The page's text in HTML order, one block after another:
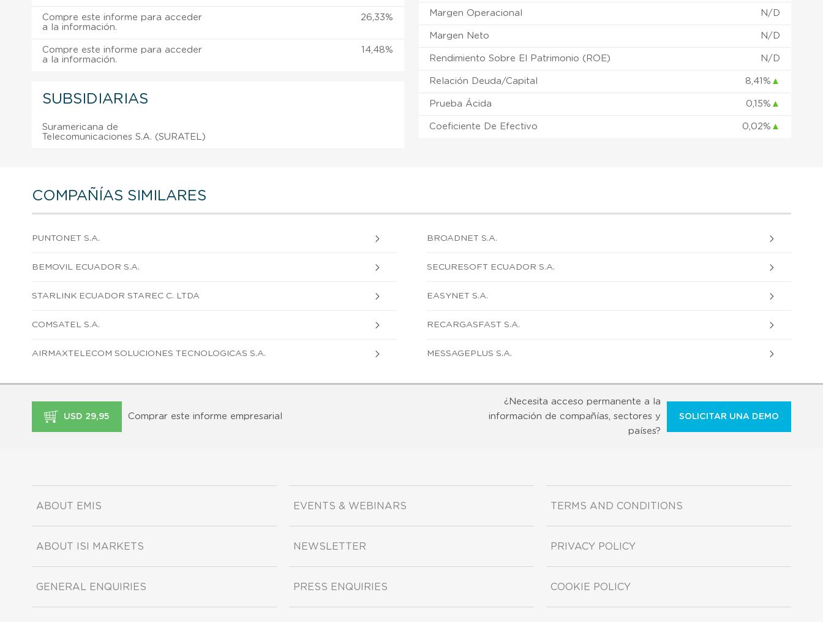
Compre este informe para acceder
a la información.
26,33%
Compre este informe para acceder
a la información.
14,48%
SUBSIDIARIAS
Suramericana de
Telecomunicaciones S.A. (SURATEL)
Margen Operacional N/D
Margen Neto N/D
Rendimiento Sobre El Patrimonio (ROE) N/D
Relación Deuda/Capital 8,41% ▲
Prueba Ácida 0,15% ▲
Coeficiente De Efectivo 0,02% ▲
COMPAÑÍAS SIMILARES
PUNTONET S.A. BROADNET S.A.
BEMOVIL ECUADOR S.A. SECURESOFT ECUADOR S.A.
STARLINK ECUADOR STAREC C. LTDA EASYNET S.A.
COMSATEL S.A. RECARGASFAST S.A.
AIRMAXTELECOM SOLUCIONES TECNOLOGICAS S.A. MESSAGEPLUS S.A.
USD 29,95 Comprar este informe empresarial
¿Necesita acceso permanente a la
información de compañías, sectores y
países?
SOLICITAR UNA DEMO
ABOUT EMIS
ABOUT ISI MARKETS
GENERAL ENQUIRIES
EVENTS & WEBINARS
NEWSLETTER
PRESS ENQUIRIES
TERMS AND CONDITIONS
PRIVACY POLICY
COOKIE POLICY